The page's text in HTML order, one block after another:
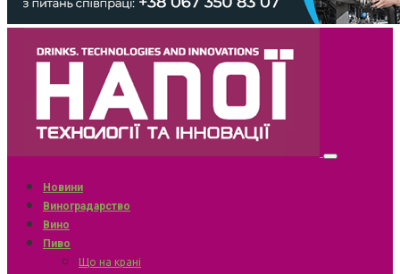
Новини
Виноградарство
Вино
Пиво
Що на крані